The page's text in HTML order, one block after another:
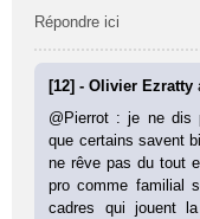
Répondre ici
[12] - Olivier Ezratty
@Pierrot : je ne dis
que certains savent
ne rêve pas du tout
pro comme familial
cadres qui jouent